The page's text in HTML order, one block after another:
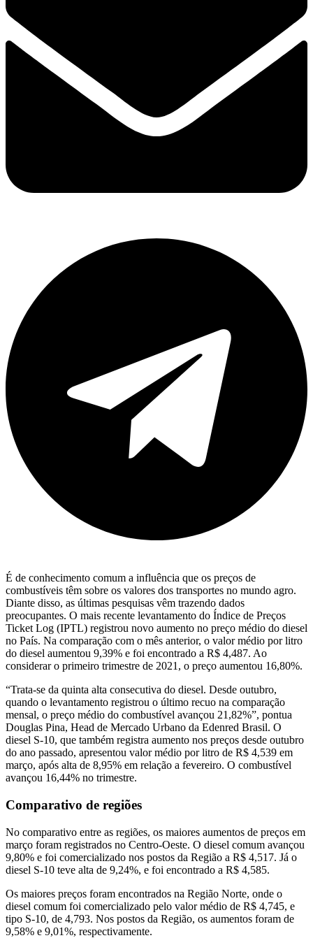
É de conhecimento comum a influência que os preços de
combustíveis têm sobre os valores dos transportes no mundo agro.
Diante disso, as últimas pesquisas vêm trazendo dados
preocupantes. O mais recente levantamento do Índice de Preços
Ticket Log (IPTL) registrou novo aumento no preço médio do diesel
no País. Na comparação com o mês anterior, o valor médio por litro
do diesel aumentou 9,39% e foi encontrado a R$ 4,487. Ao
considerar o primeiro trimestre de 2021, o preço aumentou 16,80%.
“Trata-se da quinta alta consecutiva do diesel. Desde outubro,
quando o levantamento registrou o último recuo na comparação
mensal, o preço médio do combustível avançou 21,82%”, pontua
Douglas Pina, Head de Mercado Urbano da Edenred Brasil. O
diesel S-10, que também registra aumento nos preços desde outubro
do ano passado, apresentou valor médio por litro de R$ 4,539 em
março, após alta de 8,95% em relação a fevereiro. O combustível
avançou 16,44% no trimestre.
Comparativo de regiões
No comparativo entre as regiões, os maiores aumentos de preços em
março foram registrados no Centro-Oeste. O diesel comum avançou
9,80% e foi comercializado nos postos da Região a R$ 4,517. Já o
diesel S-10 teve alta de 9,24%, e foi encontrado a R$ 4,585.
Os maiores preços foram encontrados na Região Norte, onde o
diesel comum foi comercializado pelo valor médio de R$ 4,745, e
tipo S-10, de 4,793. Nos postos da Região, os aumentos foram de
9,58% e 9,01%, respectivamente.